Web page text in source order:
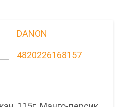
DANON
4820226168157